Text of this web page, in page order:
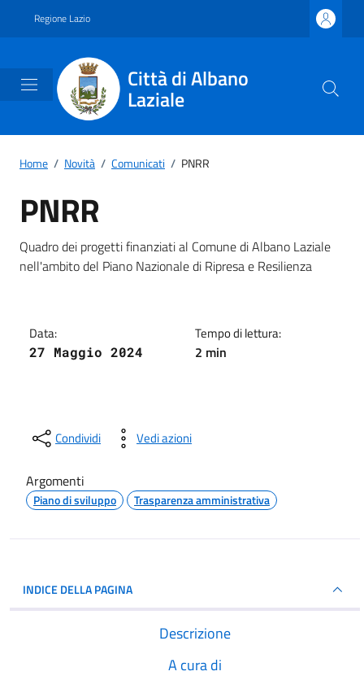
Regione Lazio
Città di Albano
Laziale
Home / Novità / Comunicati / PNRR
PNRR
Dettagli della notizia
Quadro dei progetti finanziati al Comune di Albano Laziale
nell'ambito del Piano Nazionale di Ripresa e Resilienza
Data:
27 Maggio 2024
Tempo di lettura:
2 min
Condividi Vedi azioni
Argomenti
Piano di sviluppo Trasparenza amministrativa
INDICE DELLA PAGINA
Descrizione
A cura di